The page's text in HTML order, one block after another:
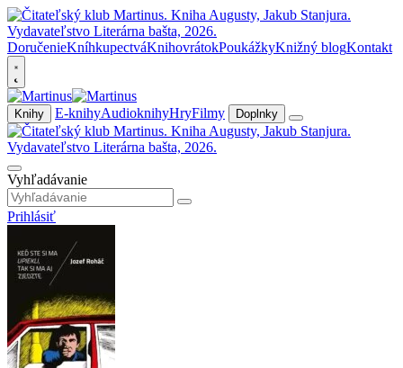
DoručenieKníhkupectváKnihovrátokPoukážkyKnižný blogKontakt
Knihy E-knihyAudioknihyHryFilmy Doplnky
Vyhľadávanie
Prihlásiť